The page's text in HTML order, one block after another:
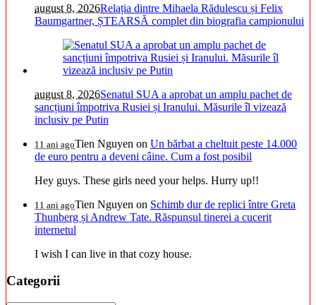
august 8, 2026Relația dintre Mihaela Rădulescu și Felix
Baumgartner, ȘTEARSĂ complet din biografia campionului
august 8, 2026Senatul SUA a aprobat un amplu pachet de
sancțiuni împotriva Rusiei și Iranului. Măsurile îl vizează
inclusiv pe Putin
11 ani agoTien Nguyen on Un bărbat a cheltuit peste 14.000
de euro pentru a deveni câine. Cum a fost posibil
Hey guys. These girls need your helps. Hurry up!!
11 ani agoTien Nguyen on Schimb dur de replici între Greta
Thunberg și Andrew Tate. Răspunsul tinerei a cucerit
internetul
I wish I can live in that cozy house.
Categorii